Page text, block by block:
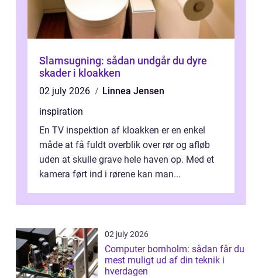
Slamsugning: sådan undgår du dyre
skader i kloakken
02 july 2026
Linnea Jensen
inspiration
En TV inspektion af kloakken er en enkel
måde at få fuldt overblik over rør og afløb
uden at skulle grave hele haven op. Med et
kamera ført ind i rørene kan man...
02 july 2026
Computer bornholm: sådan får du
mest muligt ud af din teknik i
hverdagen